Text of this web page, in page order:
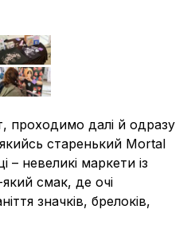
проходимо далі й одразу
старенький Mortal
– невеликі маркети із
смак, де очі
значків, брелоків,